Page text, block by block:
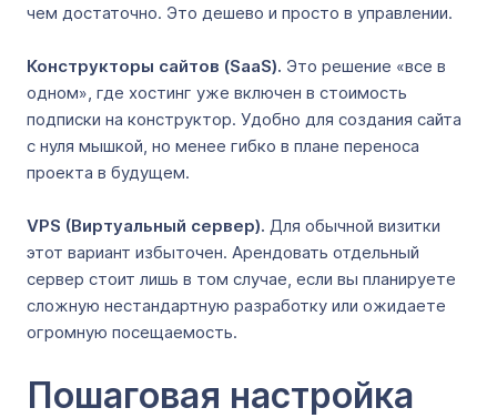
чем достаточно. Это дешево и просто в управлении.
Конструкторы сайтов (SaaS). Это решение «все в
одном», где хостинг уже включен в стоимость
подписки на конструктор. Удобно для создания сайта
с нуля мышкой, но менее гибко в плане переноса
проекта в будущем.
VPS (Виртуальный сервер). Для обычной визитки
этот вариант избыточен. Арендовать отдельный
сервер стоит лишь в том случае, если вы планируете
сложную нестандартную разработку или ожидаете
огромную посещаемость.
Пошаговая настройка